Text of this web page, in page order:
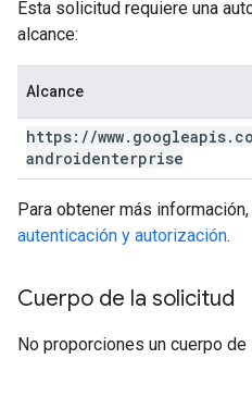
Esta solicitud requiere una
alcance:
Alcance
https: //www. googleapis.
androidenterprise
Para obtener más
autenticación y autorización.
Cuerpo de la solicitud
No proporciones un cuerpo